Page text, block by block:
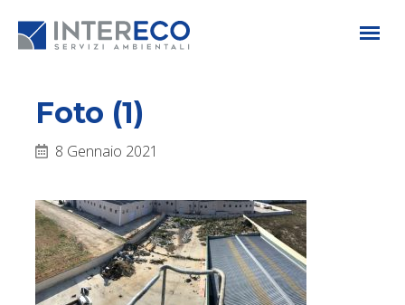
Foto (1)
8 Gennaio 2021